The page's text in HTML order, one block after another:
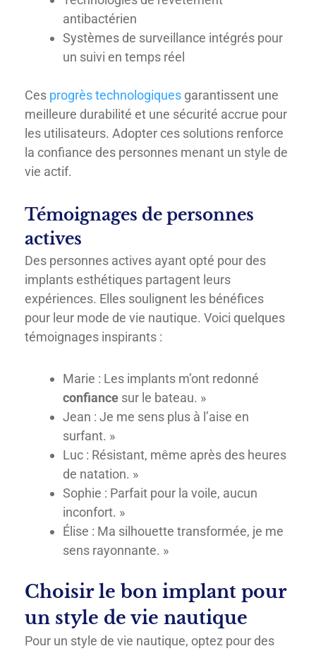
antibactérien
Systèmes de surveillance intégrés pour
un suivi en temps réel
Ces progrès technologiques garantissent une
meilleure durabilité et une sécurité accrue pour
les utilisateurs. Adopter ces solutions renforce
la confiance des personnes menant un style de
vie actif.
Témoignages de personnes
actives
Des personnes actives ayant opté pour des
implants esthétiques partagent leurs
expériences. Elles soulignent les bénéfices
pour leur mode de vie nautique. Voici quelques
témoignages inspirants :
Marie : Les implants m’ont redonné
confiance sur le bateau. »
Jean : Je me sens plus à l’aise en
surfant. »
Luc : Résistant, même après des heures
de natation. »
Sophie : Parfait pour la voile, aucun
inconfort. »
Élise : Ma silhouette transformée, je me
sens rayonnante. »
Choisir le bon implant pour
un style de vie nautique
Pour un style de vie nautique, optez pour des